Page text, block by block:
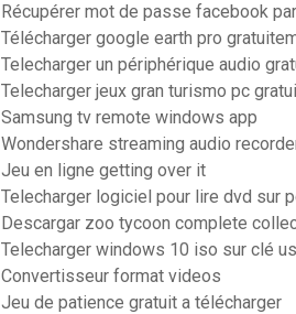
Récupérer mot de passe facebook
Télécharger google earth pro
Telecharger un périphérique audio
Telecharger jeux gran turismo pc
Samsung tv remote windows app
Wondershare streaming audio
Jeu en ligne getting over it
Telecharger logiciel pour lire dvd sur
Descargar zoo tycoon complete
Telecharger windows 10 iso sur clé
Convertisseur format videos
Jeu de patience gratuit a télécharger